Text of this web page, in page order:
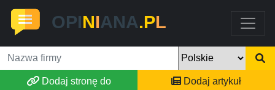
OPINIANA.PL
Dodaj stronę do
Dodaj artykuł